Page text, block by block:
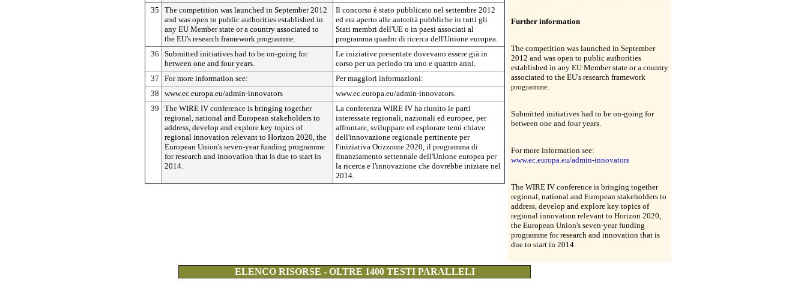
35
The competition was launched in September 2012
and was open to public authorities established in
any EU Member state or a country associated to
the EU's research framework programme.
Il concorso è stato pubblicato nel settembre 2012
ed era aperto alle autorità pubbliche in tutti gli
Stati membri dell'UE o in paesi associati al
programma quadro di ricerca dell'Unione europea.
36
Submitted initiatives had to be on-going for
between one and four years.
Le iniziative presentate dovevano essere già in
corso per un periodo tra uno e quattro anni.
37
For more information see:
Per maggiori informazioni:
38
www.ec.europa.eu/admin-innovators
www.ec.europa.eu/admin-innovators.
39
The WIRE IV conference is bringing together
regional, national and European stakeholders to
address, develop and explore key topics of
regional innovation relevant to Horizon 2020, the
European Union's seven-year funding programme
for research and innovation that is due to start in
2014.
La conferenza WIRE IV ha riunito le parti
interessate regionali, nazionali ed europee, per
affrontare, sviluppare ed esplorare temi chiave
dell'innovazione regionale pertinente per
l'iniziativa Orizzonte 2020, il programma di
finanziamento settennale dell'Unione europea per
la ricerca e l'innovazione che dovrebbe iniziare nel
2014.
Further information
The competition was launched in September
2012 and was open to public authorities
established in any EU Member state or a country
associated to the EU's research framework
programme.
Submitted initiatives had to be on-going for
between one and four years.
For more information see:
www.ec.europa.eu/admin-innovators
The WIRE IV conference is bringing together
regional, national and European stakeholders to
address, develop and explore key topics of
regional innovation relevant to Horizon 2020,
the European Union's seven-year funding
programme for research and innovation that is
due to start in 2014.
ELENCO RISORSE - OLTRE 1400 TESTI PARALLELI